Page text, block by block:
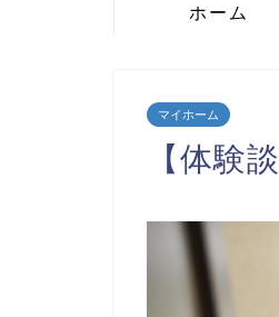
ホーム
マイホーム
【体験